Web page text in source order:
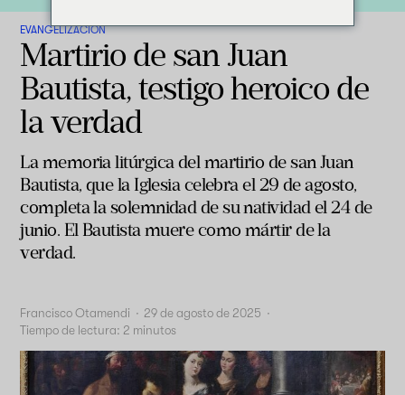
EVANGELIZACIÓN
Martirio de san Juan
Bautista, testigo heroico de
la verdad
La memoria litúrgica del martirio de san Juan
Bautista, que la Iglesia celebra el 29 de agosto,
completa la solemnidad de su natividad el 24 de
junio. El Bautista muere como mártir de la
verdad.
Francisco Otamendi · 29 de agosto de 2025 ·
Tiempo de lectura: 2 minutos